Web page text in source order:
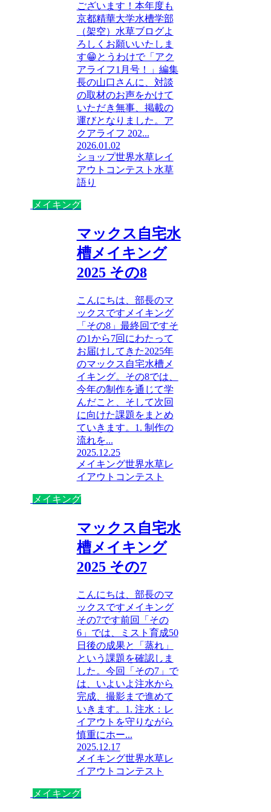
ございます！本年度も
京都精華大学水槽学部
（架空）水草ブログよ
ろしくお願いいたしま
す😁とうわけで「アク
アライフ1月号！」編集
長の山口さんに、対談
の取材のお声をかけて
いただき無事、掲載の
運びとなりました。ア
クアライフ 202...
2026.01.02
ショップ世界水草レイ
アウトコンテスト 水草
語り
メイキング
マックス自宅水
槽メイキング
2025 その8
こんにちは、部長のマ
ックスですメイキング
「その8」最終回ですそ
の1から7回にわたって
お届けしてきた2025年
のマックス自宅水槽メ
イキング。その8では、
今年の制作を通じて学
んだこと、そして次回
に向けた課題をまとめ
ていきます。1. 制作の
流れを...
2025.12.25
メイキング世界水草レ
イアウトコンテスト
メイキング
マックス自宅水
槽メイキング
2025 その7
こんにちは、部長のマ
ックスですメイキング
その7です前回「その
6」では、ミスト育成50
日後の成果と「蒸れ」
という課題を確認しま
した。今回「その7」で
は、いよいよ注水から
完成、撮影まで進めて
いきます。1. 注水：レ
イアウトを守りながら
慎重にホー...
2025.12.17
メイキング世界水草レ
イアウトコンテスト
メイキング